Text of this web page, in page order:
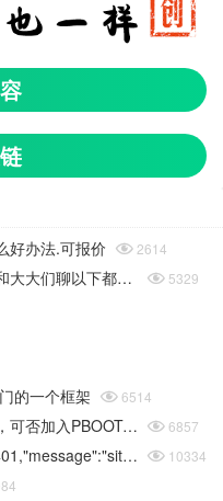
好办法.可报价  2614
请问官方有没有官网群呢？有时候想和大大们聊以下都没办法  5329
的一个框架  6514
【伪原创】自动采集文章兼发布文章，可否加入PBOOTCMS的采集功能  6857
百度站长在添加站点后，提示error":401,"message":"site sid is empty或者推送链接错误  10334